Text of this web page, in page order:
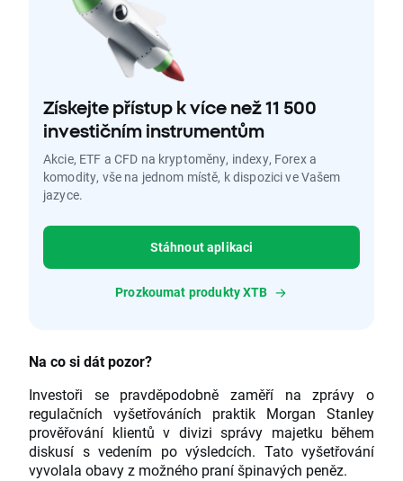
Získejte přístup k více než 11 500
investičním instrumentům
Akcie, ETF a CFD na kryptoměny, indexy, Forex a
komodity, vše na jednom místě, k dispozici ve Vašem
jazyce.
Stáhnout aplikaci
Prozkoumat produkty XTB
Na co si dát pozor?
Investoři se pravděpodobně zaměří na zprávy o
regulačních vyšetřováních praktik Morgan Stanley
prověřování klientů v divizi správy majetku během
diskusí s vedením po výsledcích. Tato vyšetřování
vyvolala obavy z možného praní špinavých peněz.